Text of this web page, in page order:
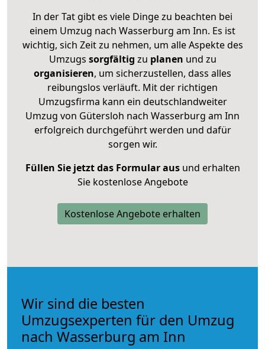
In der Tat gibt es viele Dinge zu beachten bei
einem Umzug nach Wasserburg am Inn. Es ist
wichtig, sich Zeit zu nehmen, um alle Aspekte des
Umzugs sorgfältig zu planen und zu
organisieren, um sicherzustellen, dass alles
reibungslos verläuft. Mit der richtigen
Umzugsfirma kann ein deutschlandweiter
Umzug von Gütersloh nach Wasserburg am Inn
erfolgreich durchgeführt werden und dafür
sorgen wir.
Füllen Sie jetzt das Formular ausund erhalten
Sie kostenlose Angebote
Kostenlose Angebote erhalten
Wir sind die besten
Umzugsexperten für den Umzug
nach Wasserburg am Inn